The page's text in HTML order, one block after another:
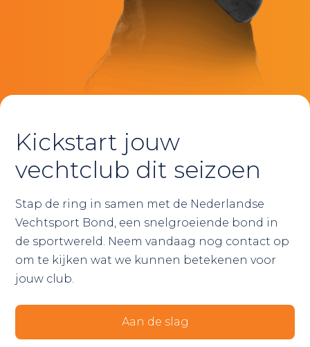
Kickstart jouw
vechtclub dit seizoen
Stap de ring in samen met de Nederlandse
Vechtsport Bond, een snelgroeiende bond in
de sportwereld. Neem vandaag nog contact op
om te kijken wat we kunnen betekenen voor
jouw club.
Aan de slag